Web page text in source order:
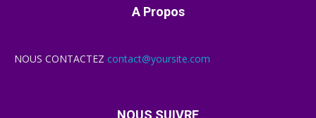
A Propos
NOUS CONTACTEZ contact@yoursite.com
NOUS SUIVRE